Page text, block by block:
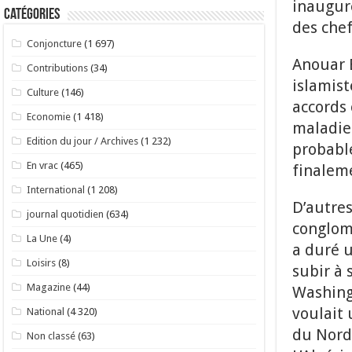
des
Anouar
a duré
subir à
voulait
du
Catégories
Conjoncture (1 697)
Contributions (34)
Culture (146)
Economie (1 418)
Edition du jour / Archives (1 232)
En vrac (465)
International (1 208)
journal quotidien (634)
La Une (4)
Loisirs (8)
Magazine (44)
National (4 320)
Non classé (63)